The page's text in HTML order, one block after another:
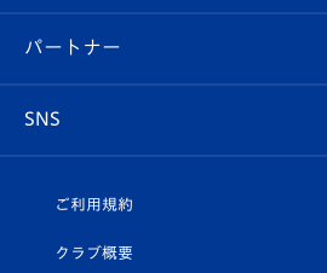
メディア
ホームタウン
マスコット紹介
ヴィヴィくんの長崎おもてなしガイド
スタジアムグルメ
V-LOVERS（ファンクラブ）
プレイヤーズスイート
店舗情報
育成からのお知らせ
U-18
パートナー
SNS
ヴィヴィくんインスタグラム
ご利用規約
クラブ概要